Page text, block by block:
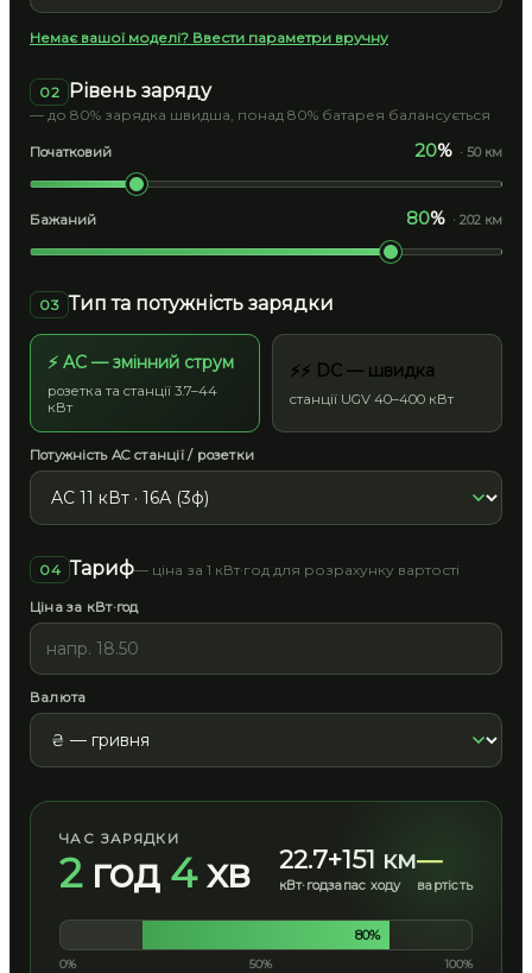
Немає вашої моделі? Ввести параметри вручну
02 Рівень заряду
— до 80% зарядка швидша, понад 80% батарея балансується
Початковий 20% · 50 км
Бажаний 80% · 202 км
03 Тип та потужність зарядки
⚡ AC — змінний струм
розетка та станції 3.7–44
кВт
⚡⚡ DC — швидка
станції UGV 40–400 кВт
Потужність AC станції / розетки
04 Тариф— ціна за 1 кВт·год для розрахунку вартості
Ціна за кВт·год
Валюта
ЧАС ЗАРЯДКИ
2год 4хв 22.7
кВт·год
+151 км
запас ходу
—
вартість
80%
0% 50% 100%